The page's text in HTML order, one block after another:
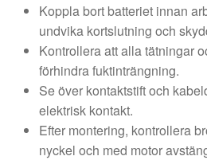
Koppla bort batteriet innan
undvika kortslutning och
Kontrollera att alla tätningar
förhindra fuktinträngning.
Se över kontaktstift och
elektrisk kontakt.
Efter montering, kontrollera
nyckel och med motor